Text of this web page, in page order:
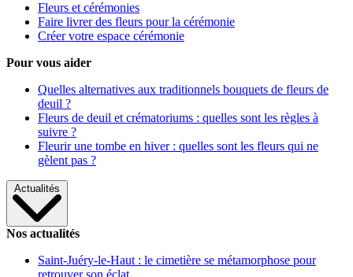
Fleurs et cérémonies
Faire livrer des fleurs pour la cérémonie
Créer votre espace cérémonie
Pour vous aider
Quelles alternatives aux traditionnels bouquets de fleurs de
deuil ?
Fleurs de deuil et crématoriums : quelles sont les règles à
suivre ?
Fleurir une tombe en hiver : quelles sont les fleurs qui ne
gèlent pas ?
Actualités
Nos actualités
Saint-Juéry-le-Haut : le cimetière se métamorphose pour